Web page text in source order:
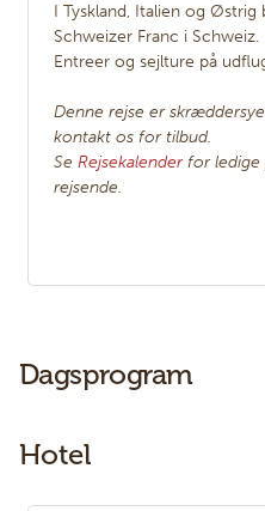
I Tyskland, Italien og Østrig
Schweizer Franc i Schweiz.
Entreer og sejlture på
Denne rejse er
kontakt os for tilbud.
Se Rejsekalenderfor ledige
rejsende.
Dagsprogram
Hotel